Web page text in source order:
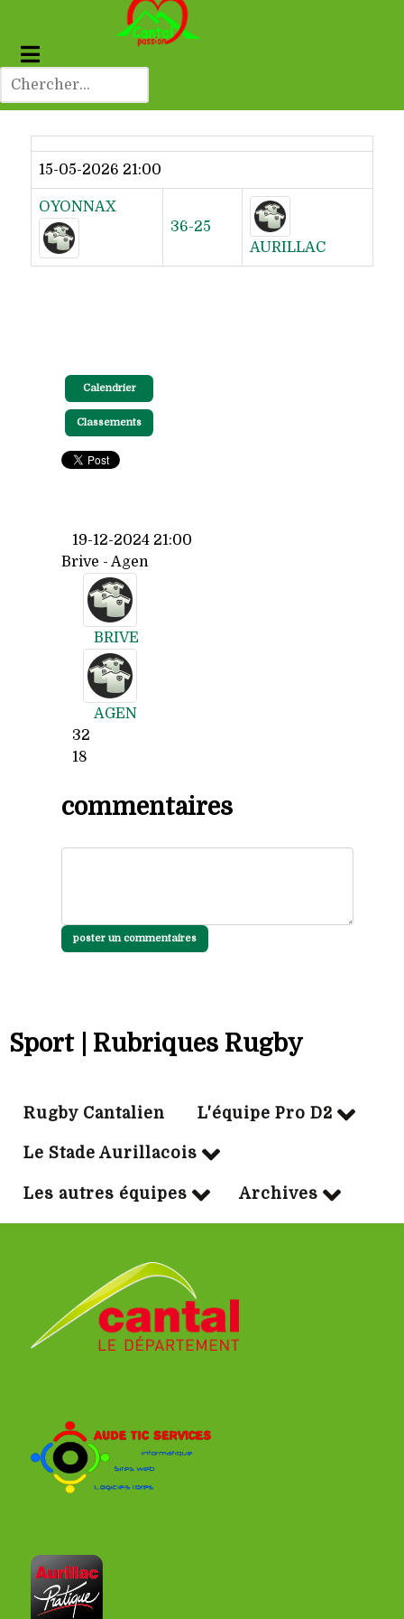
Dernier résultat
15-05-2026 21:00
OYONNAX
36-25
AURILLAC
Calendrier
Classements
19-12-2024 21:00
Brive - Agen
BRIVE
AGEN
32
18
commentaires
poster un commentaires
Sport | Rubriques Rugby
Rugby Cantalien L'équipe Pro D2
Le Stade Aurillacois
Les autres équipes Archives